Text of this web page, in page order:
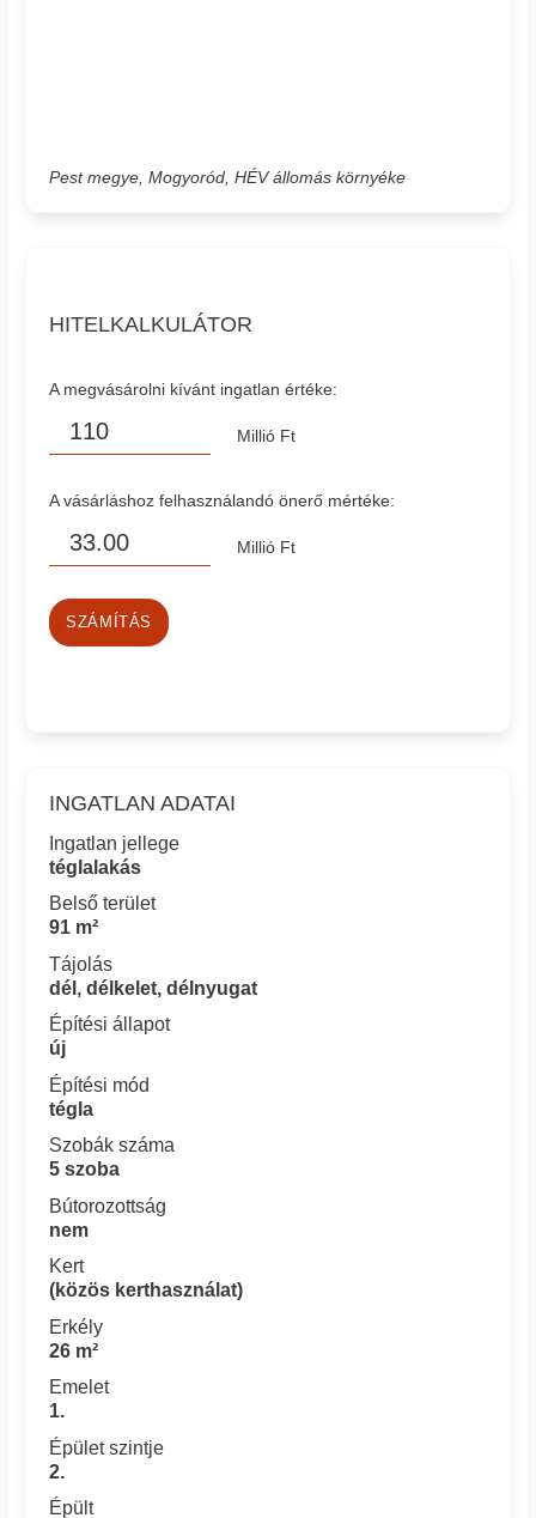
Pest megye, Mogyoród, HÉV állomás környéke
HITELKALKULÁTOR
A megvásárolni kívánt ingatlan értéke:
Millió Ft
A vásárláshoz felhasználandó önerő mértéke:
Millió Ft
SZÁMÍTÁS
INGATLAN ADATAI
Ingatlan jellege
téglalakás
Belső terület
91 m²
Tájolás
dél, délkelet, délnyugat
Építési állapot
új
Építési mód
tégla
Szobák száma
5 szoba
Bútorozottság
nem
Kert
(közös kerthasználat)
Erkély
26 m²
Emelet
1.
Épület szintje
2.
Épült